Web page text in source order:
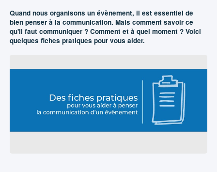
Quand nous organisons un évènement, il est essentiel de
bien penser à la communication. Mais comment savoir ce
qu'il faut communiquer ? Comment et à quel moment ? Voici
quelques fiches pratiques pour vous aider.